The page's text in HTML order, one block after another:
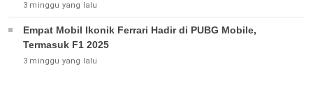
3 minggu yang lalu
Empat Mobil Ikonik Ferrari Hadir di PUBG Mobile,
Termasuk F1 2025
3 minggu yang lalu